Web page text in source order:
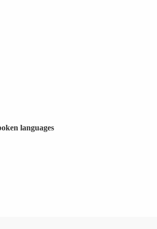
languages
languages